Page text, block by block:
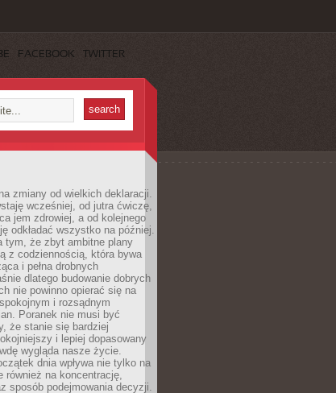
FACEBOOK TWITTER
zmiany od wielkich deklaracji.
wcześniej, od jutra ćwiczę,
jem zdrowiej, a od kolejnego
odkładać wszystko na później.
tym, że zbyt ambitne plany
z codziennością, która bywa
i pełna drobnych
dlatego budowanie dobrych
nie powinno opierać się na
i rozsądnym
Poranek nie musi być
że stanie się bardziej
i lepiej dopasowany
wygląda nasze życie.
dnia wpływa nie tylko na
również na koncentrację,
sposób podejmowania decyzji.